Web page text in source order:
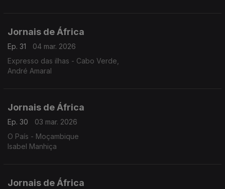
Jornais de África
Ep. 31
04 mar. 2026
Expresso das ilhas - Cabo Verde,
André Amaral
Jornais de África
Ep. 30
03 mar. 2026
O País - Moçambique
Isabel Manhiça
Jornais de África